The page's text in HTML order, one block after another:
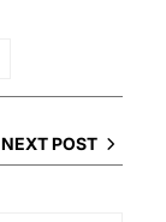
NEXT POST